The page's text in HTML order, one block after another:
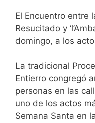
El Encuentro entre
Resucitado y
domingo, a los
La tradicional
Entierro congregó
personas en las
uno de los actos
Semana Santa en